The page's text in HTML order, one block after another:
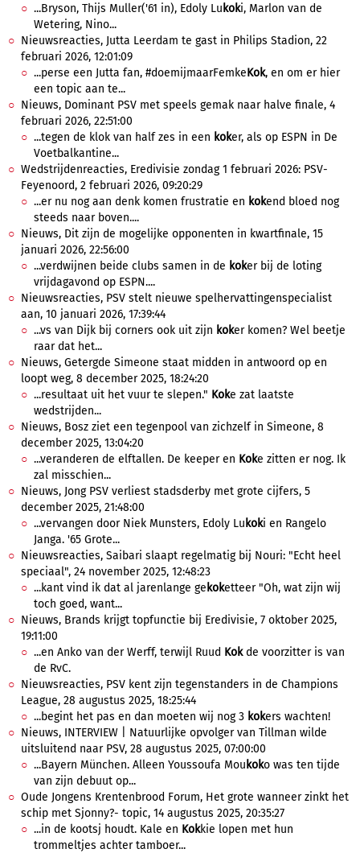
...Bryson, Thijs Muller('61 in), Edoly Lu koki, Marlon van de
Wetering, Nino...
Nieuwsreacties, Jutta Leerdam te gast in Philips Stadion, 22
februari 2026, 12:01:09
...perse een Jutta fan, #doemijmaarFemkeKok, en om er hier
een topic aan te...
Nieuws, Dominant PSV met speels gemak naar halve finale, 4
februari 2026, 22:51:00
...tegen de klok van half zes in een koker, als op ESPN in De
Voetbalkantine...
Wedstrijdenreacties, Eredivisie zondag 1 februari 2026: PSV-
Feyenoord, 2 februari 2026, 09:20:29
...er nu nog aan denk komen frustratie en kokend bloed nog
steeds naar boven....
Nieuws, Dit zijn de mogelijke opponenten in kwartfinale, 15
januari 2026, 22:56:00
...verdwijnen beide clubs samen in de koker bij de loting
vrijdagavond op ESPN....
Nieuwsreacties, PSV stelt nieuwe spelhervattingenspecialist
aan, 10 januari 2026, 17:39:44
...vs van Dijk bij corners ook uit zijn koker komen? Wel beetje
raar dat het...
Nieuws, Getergde Simeone staat midden in antwoord op en
loopt weg, 8 december 2025, 18:24:20
...resultaat uit het vuur te slepen." Koke zat laatste
wedstrijden...
Nieuws, Bosz ziet een tegenpool van zichzelf in Simeone, 8
december 2025, 13:04:20
...veranderen de elftallen. De keeper en Koke zitten er nog. Ik
zal misschien...
Nieuws, Jong PSV verliest stadsderby met grote cijfers, 5
december 2025, 21:48:00
...vervangen door Niek Munsters, Edoly Lu koki en Rangelo
Janga. '65 Grote...
Nieuwsreacties, Saibari slaapt regelmatig bij Nouri: "Echt heel
speciaal", 24 november 2025, 12:48:23
...kant vind ik dat al jarenlange ge koketteer "Oh, wat zijn wij
toch goed, want...
Nieuws, Brands krijgt topfunctie bij Eredivisie, 7 oktober 2025,
19:11:00
...en Anko van der Werff, terwijl Ruud Kokde voorzitter is van
de RvC.
Nieuwsreacties, PSV kent zijn tegenstanders in de Champions
League, 28 augustus 2025, 18:25:44
...begint het pas en dan moeten wij nog 3 kokers wachten!
Nieuws, INTERVIEW | Natuurlijke opvolger van Tillman wilde
uitsluitend naar PSV, 28 augustus 2025, 07:00:00
...Bayern München. Alleen Youssoufa Mou koko was ten tijde
van zijn debuut op...
Oude Jongens Krentenbrood Forum, Het grote wanneer zinkt het
schip met Sjonny?- topic, 14 augustus 2025, 20:35:27
...in de kootsj houdt. Kale en Kokkie lopen met hun
trommeltjes achter tamboer...